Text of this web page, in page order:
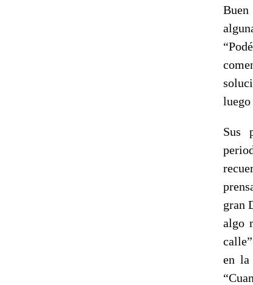
luego
Sus
gran
algo
en la